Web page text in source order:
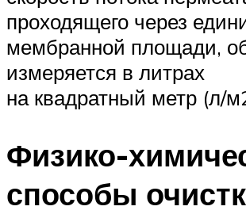
проходящего через
мембранной площади,
измеряется в литрах
на квадратный метр (л/
Физико-
способы